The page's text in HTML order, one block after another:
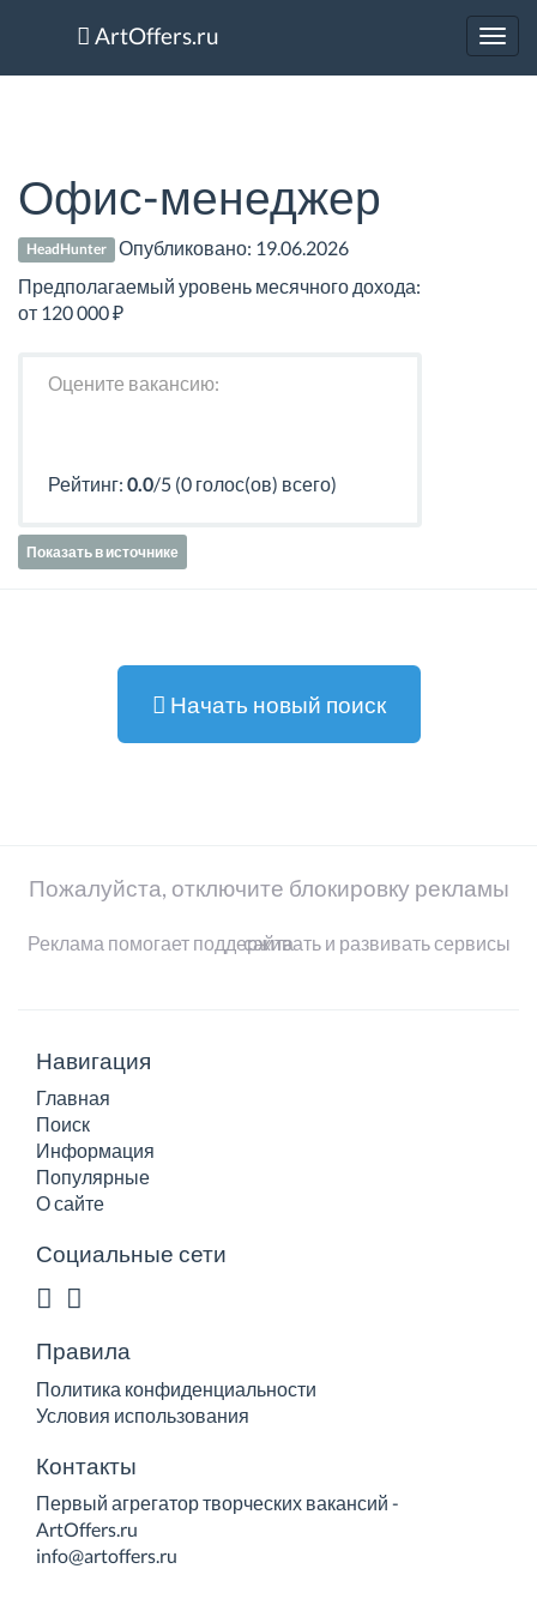
ArtOffers.ru
Офис-менеджер
HeadHunter Опубликовано: 19.06.2026
Предполагаемый уровень месячного дохода:
от 120 000 ₽
Оцените вакансию:
Рейтинг: 0.0/5 (0 голос(ов) всего)
Показать в источнике
Начать новый поиск
Пожалуйста, отключите блокировку рекламы
Реклама помогает поддерживать и развивать сервисы сайта
Навигация
Главная
Поиск
Информация
Популярные
О сайте
Социальные сети
Правила
Политика конфиденциальности
Условия использования
Контакты
Первый агрегатор творческих вакансий -
ArtOffers.ru
info@artoffers.ru